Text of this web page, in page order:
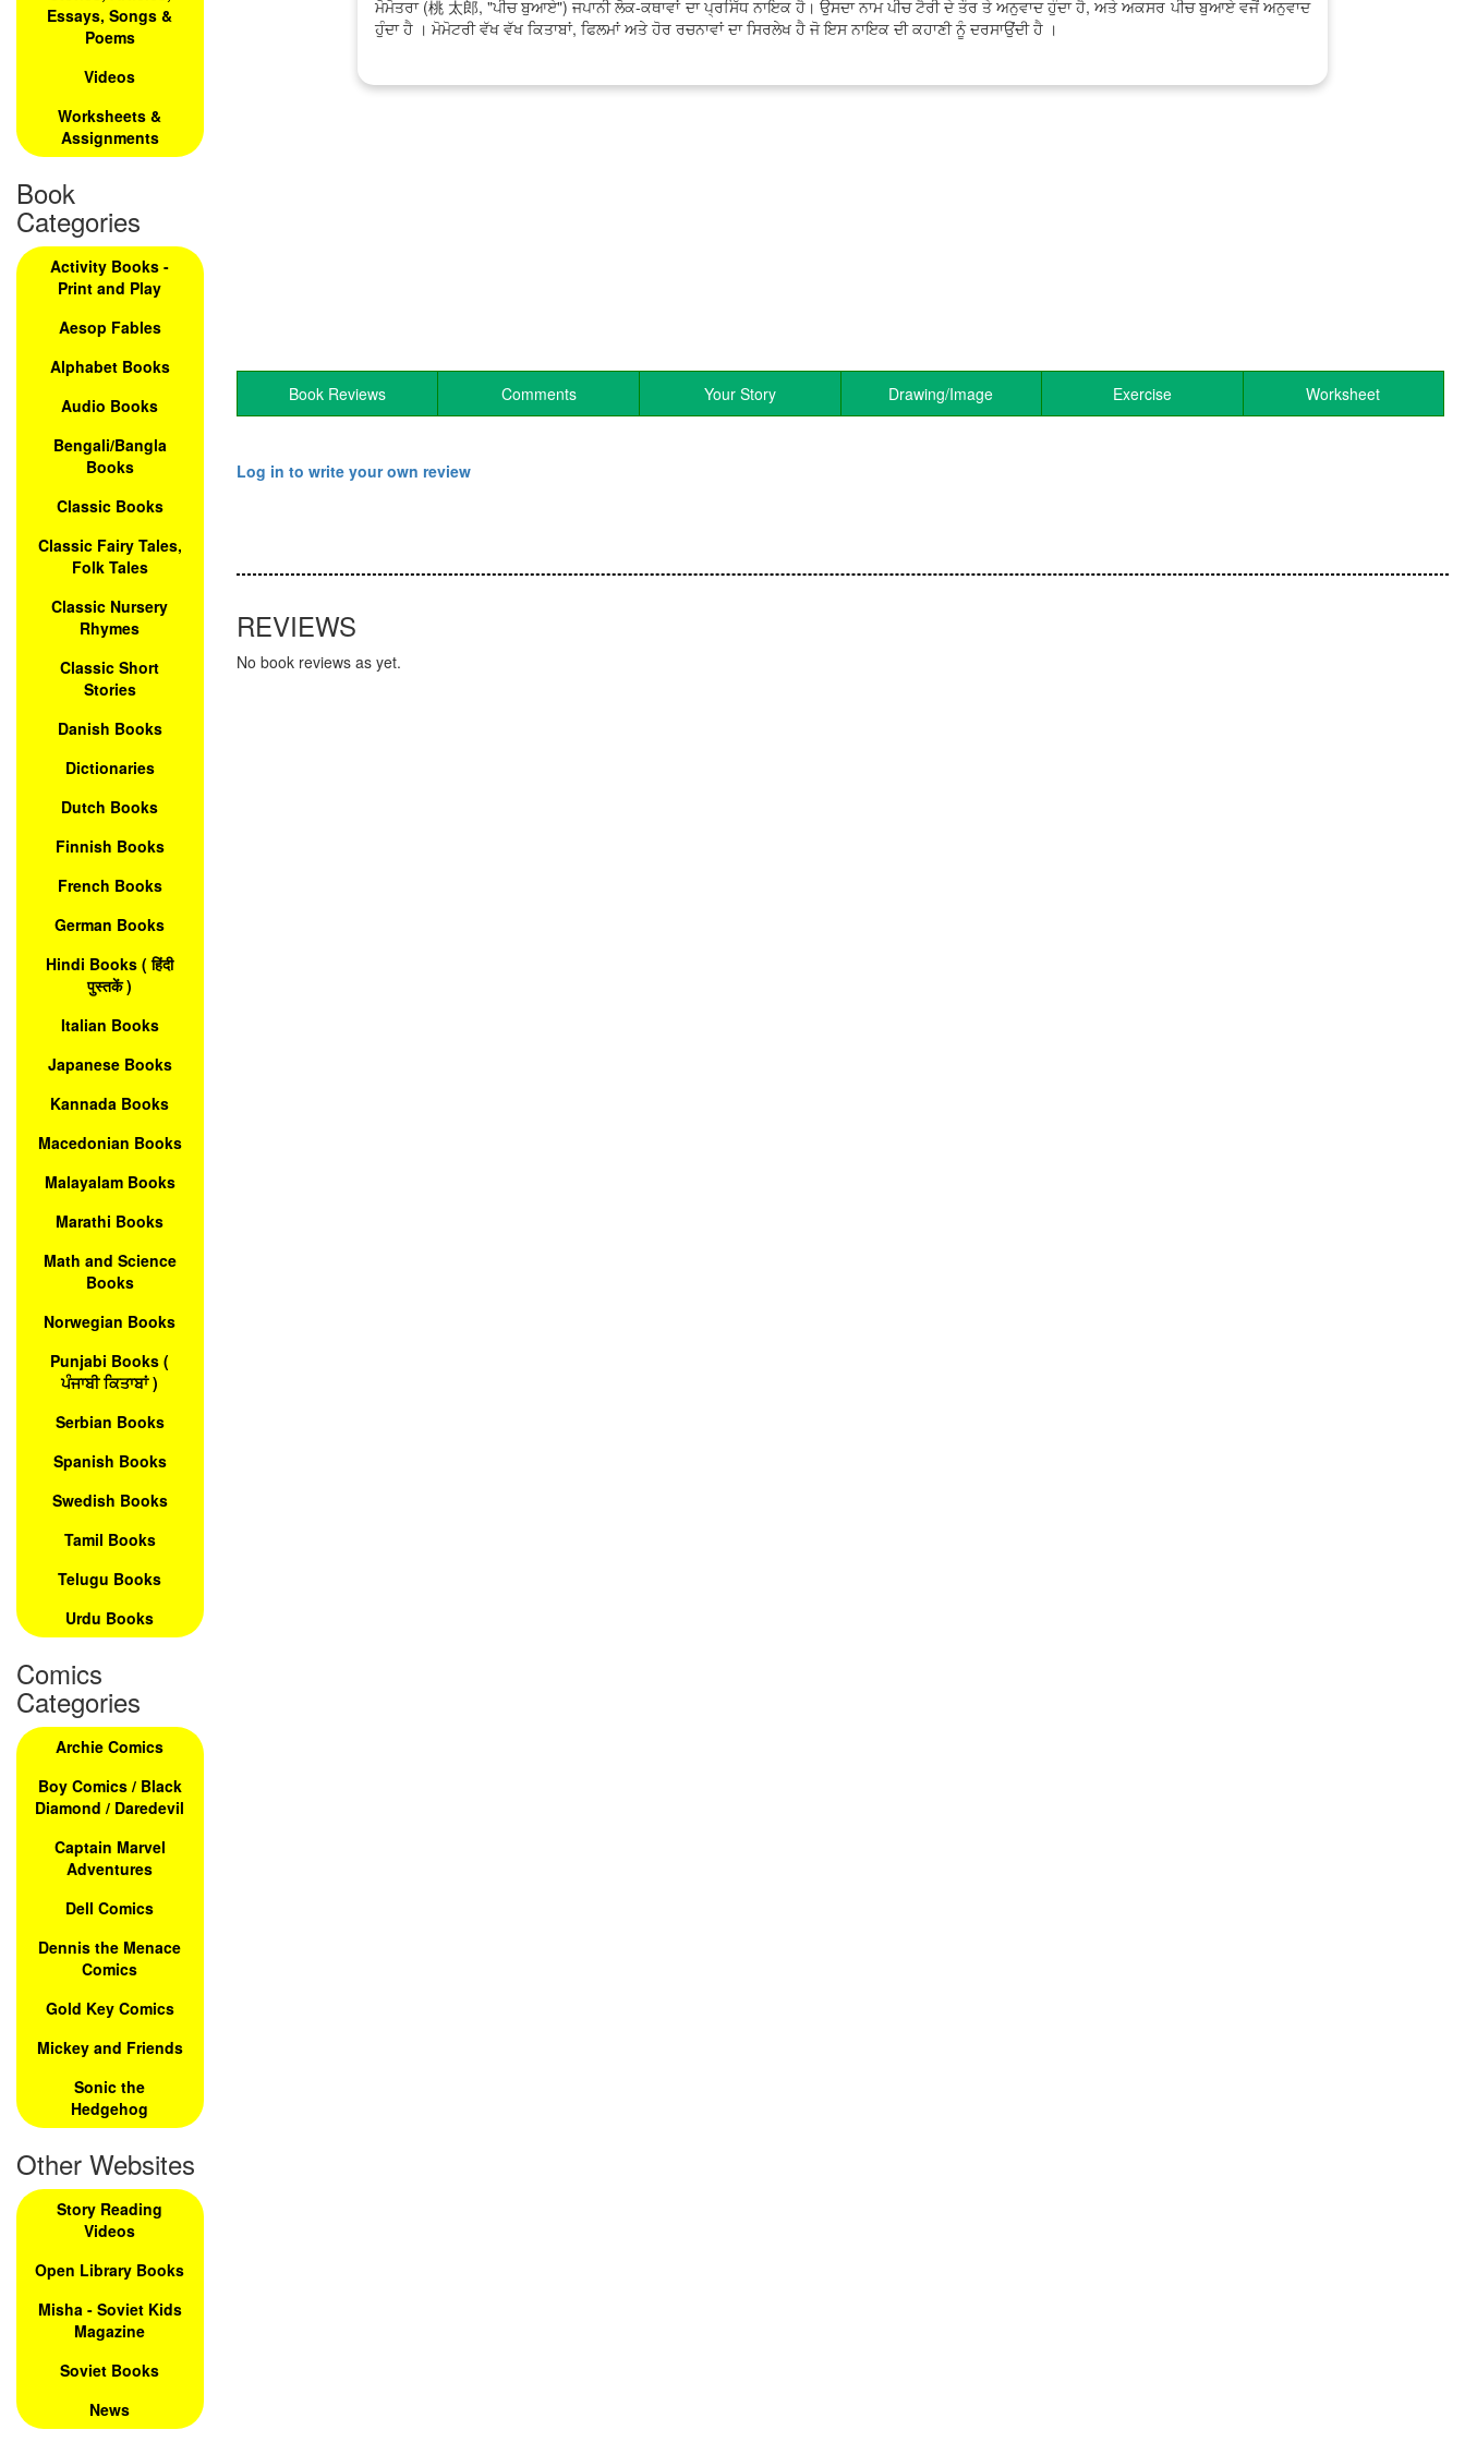
Essays, Songs &
Poems
Videos
Worksheets &
Assignments
Book
Categories
Activity Books -
Print and Play
Aesop Fables
Alphabet Books
Audio Books
Bengali/Bangla
Books
Classic Books
Classic Fairy Tales,
Folk Tales
Classic Nursery
Rhymes
Classic Short
Stories
Danish Books
Dictionaries
Dutch Books
Finnish Books
French Books
German Books
Hindi Books ( हिंदी
पुस्तकें )
Italian Books
Japanese Books
Kannada Books
Macedonian Books
Malayalam Books
Marathi Books
Math and Science
Books
Norwegian Books
Punjabi Books (
ਪੰਜਾਬੀ ਕਿਤਾਬਾਂ )
Serbian Books
Spanish Books
Swedish Books
Tamil Books
Telugu Books
Urdu Books
Comics
Categories
Archie Comics
Boy Comics / Black
Diamond / Daredevil
Captain Marvel
Adventures
Dell Comics
Dennis the Menace
Comics
Gold Key Comics
Mickey and Friends
Sonic the
Hedgehog
Other Websites
Story Reading
Videos
Open Library Books
Misha - Soviet Kids
Magazine
Soviet Books
News
ਮੋਮੋਤਰਾ (桃 太郎, "ਪੀਚ ਬੁਆਏ") ਜਪਾਨੀ ਲੋਕ-ਕਥਾਵਾਂ ਦਾ ਪ੍ਰਸਿੱਧ ਨਾਇਕ ਹੈ। ਉਸਦਾ ਨਾਮ ਪੀਚ ਟੈਰੀ ਦੇ ਤੌਰ ਤੇ ਅਨੁਵਾਦ ਹੁੰਦਾ ਹੈ, ਅਤੇ ਅਕਸਰ ਪੀਚ ਬੁਆਏ ਵਜੋਂ ਅਨੁਵਾਦ
ਹੁੰਦਾ ਹੈ । ਮੋਮੋਟਰੀ ਵੱਖ ਵੱਖ ਕਿਤਾਬਾਂ, ਫਿਲਮਾਂ ਅਤੇ ਹੋਰ ਰਚਨਾਵਾਂ ਦਾ ਸਿਰਲੇਖ ਹੈ ਜੋ ਇਸ ਨਾਇਕ ਦੀ ਕਹਾਣੀ ਨੂੰ ਦਰਸਾਉਂਦੀ ਹੈ ।
Book Reviews Comments Your Story Drawing/Image Exercise Worksheet
Log in to write your own review
REVIEWS
No book reviews as yet.